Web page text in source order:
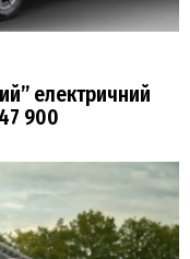
електричний
900